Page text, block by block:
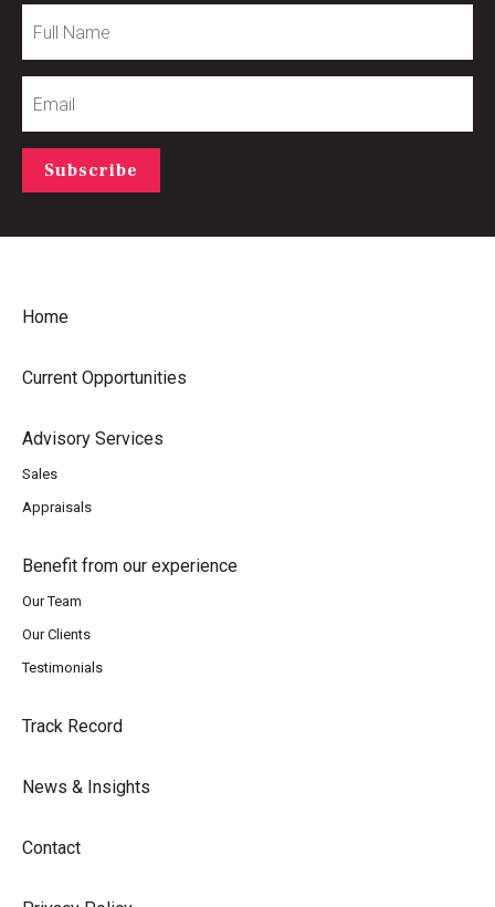
Name
Subscribe
Home
Current Opportunities
Advisory Services
Sales
Appraisals
Benefit from our experience
Our Team
Our Clients
Testimonials
Track Record
News & Insights
Contact